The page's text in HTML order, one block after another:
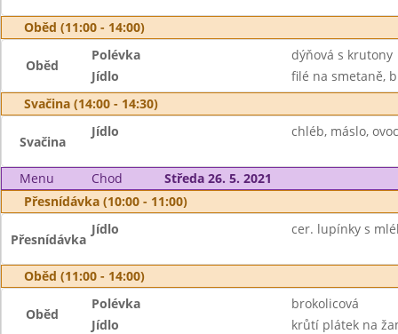
Oběd (11:00 - 14:00)
Oběd
Polévka
dýňová s krutony
Jídlo
filé na smetaně,
Svačina (14:00 - 14:30)
Svačina
Jídlo chléb, máslo,
Menu Chod
Středa 26. 5. 2021
Přesnídávka (10:00 - 11:00)
Přesnídávka
Jídlo cer. lupínky s
Oběd (11:00 - 14:00)
Oběd
Polévka
brokolicová
Jídlo
krůtí plátek na